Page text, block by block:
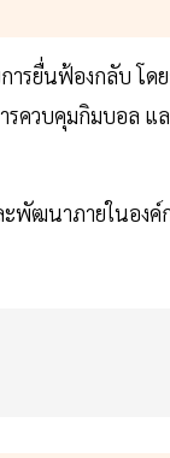
รยื่นฟ้องกลับ โด
รควบคุมกิมบอล
ฒนาภายในองค์